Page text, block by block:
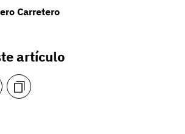
Carretero
artículo